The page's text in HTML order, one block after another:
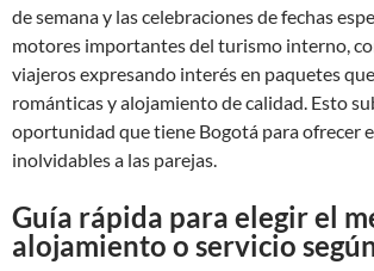
de semana y las celebraciones de fechas
motores importantes del turismo interno,
viajeros expresando interés en paquetes
románticas y alojamiento de calidad. Esto
oportunidad que tiene Bogotá para ofrecer
inolvidables a las parejas.
Guía rápida para elegir el
alojamiento o servicio